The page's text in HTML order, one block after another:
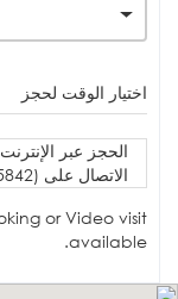
اختيار الوقت لحجز
الحجز عبر
الاتصال على (03/575842) لتحديد موعد!
or Video visit
available.